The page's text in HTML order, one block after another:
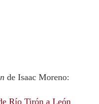
de Isaac Moreno:
Río Tirón a León